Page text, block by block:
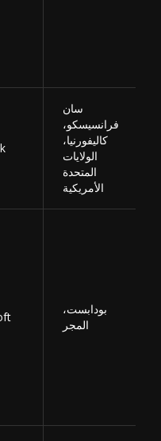
سان
فرانسيسكو،
كاليفورنيا،
الولايات
المتحدة
الأمريكية
بودابست،
المجر